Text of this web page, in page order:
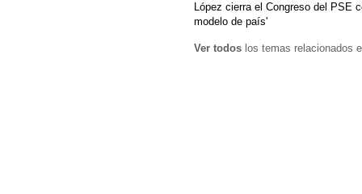
López cierra el Congreso del PSE
modelo de país'
Ver todos los temas relacionados